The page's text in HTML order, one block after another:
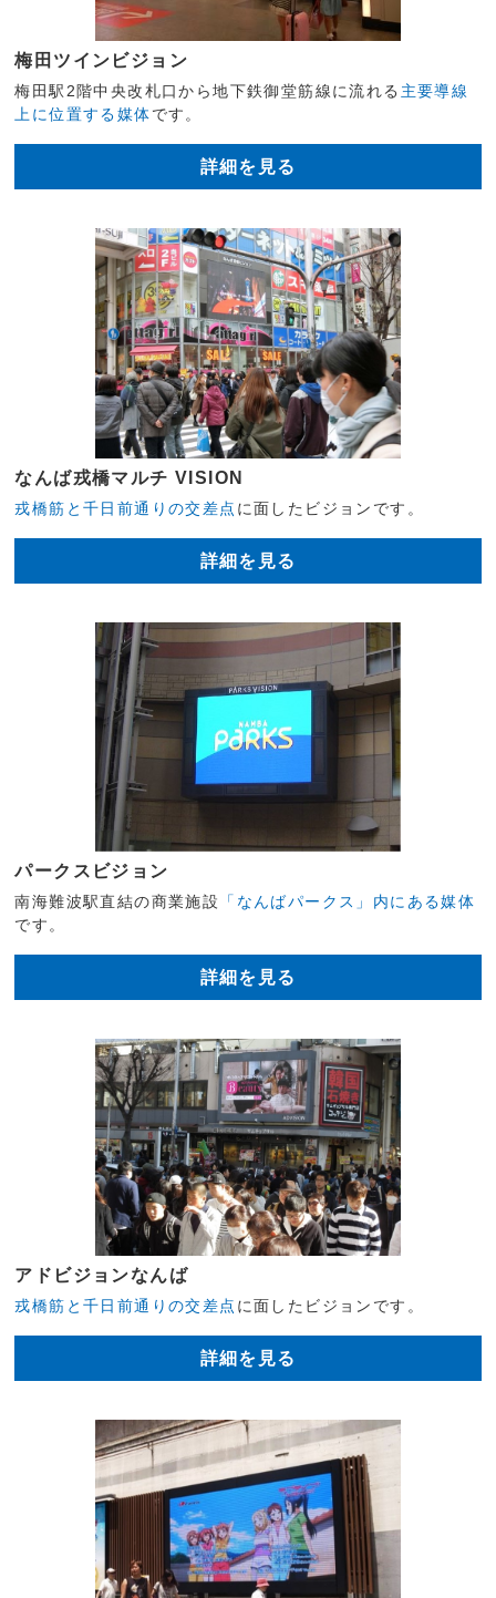
梅田ツインビジョン
梅田駅2階中央改札口から地下鉄御堂筋線に流れる 主要導線
上に位置する媒体です。
詳細を見る
なんば戎橋マルチ VISION
戎橋筋と千日前通りの交差点 に面したビジョンです。
詳細を見る
パークスビジョン
南海難波駅直結の商業施設
「なんばパークス」内にある媒体
です。
詳細を見る
アドビジョンなんば
戎橋筋と千日前通りの交差点 に面したビジョンです。
詳細を見る